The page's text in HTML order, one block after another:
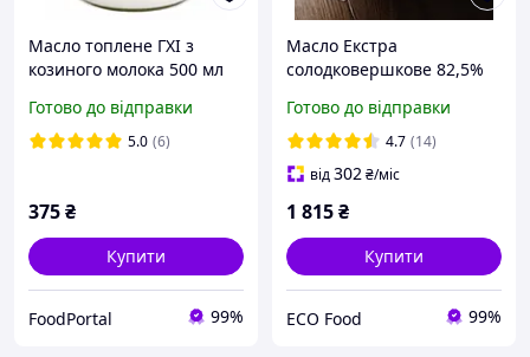
Масло топлене ГХІ з
козиного молока 500 мл
Готово до відправки
5.0 (6)
375₴
Купити
FoodPortal 99%
Масло Екстра
солодковершкове 82,5%
Готово до відправки
4.7 (14)
від302₴/міс
1 815₴
Купити
ECO Food 99%